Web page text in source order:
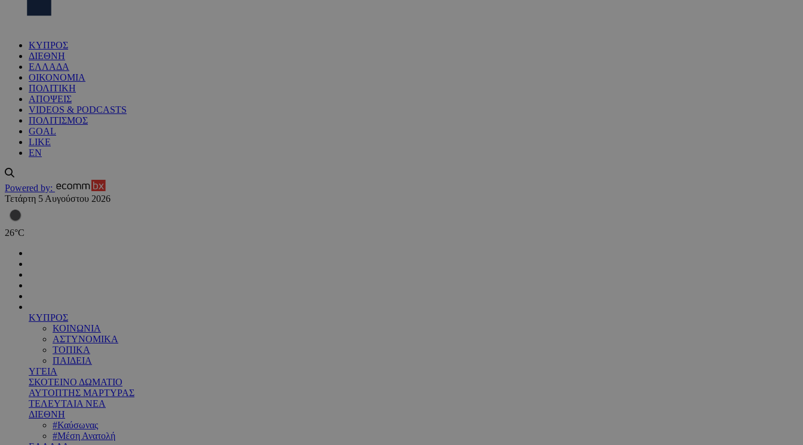
ΚΥΠΡΟΣ
ΔΙΕΘΝΗ
ΕΛΛΑΔΑ
ΟΙΚΟΝΟΜΙΑ
ΠΟΛΙΤΙΚΗ
ΑΠΟΨΕΙΣ
VIDEOS & PODCASTS
ΠΟΛΙΤΙΣΜΟΣ
GOAL
LIKE
EN
Powered by:
Τετάρτη 5 Αυγούστου 2026
26°C
ΚΥΠΡΟΣ
ΚΟΙΝΩΝΙΑ
ΑΣΤΥΝΟΜΙΚΑ
ΤΟΠΙΚΑ
ΠΑΙΔΕΙΑ
ΥΓΕΙΑ
ΣΚΟΤΕΙΝΟ ΔΩΜΑΤΙΟ
ΑΥΤΟΠΤΗΣ ΜΑΡΤΥΡΑΣ
ΤΕΛΕΥΤΑΙΑ ΝΕΑ
ΔΙΕΘΝΗ
#Καύσωνας
#Μέση Ανατολή